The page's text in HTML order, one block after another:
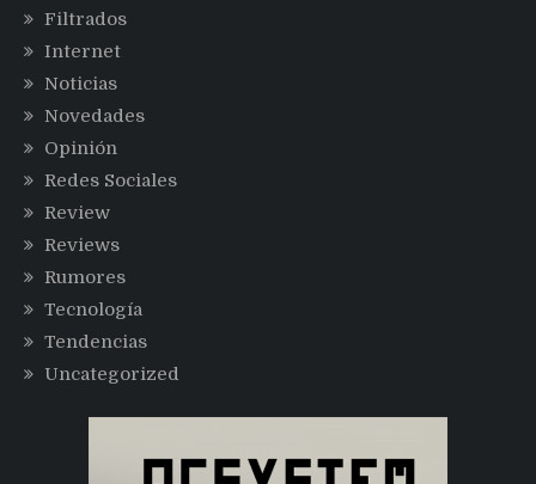
Filtrados
Internet
Noticias
Novedades
Opinión
Redes Sociales
Review
Reviews
Rumores
Tecnología
Tendencias
Uncategorized